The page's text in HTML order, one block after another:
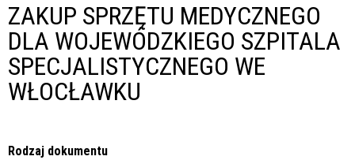
ZAKUP SPRZĘTU MEDYCZNEGO
DLA WOJEWÓDZKIEGO SZPITALA
SPECJALISTYCZNEGO WE
WŁOCŁAWKU
Rodzaj dokumentu